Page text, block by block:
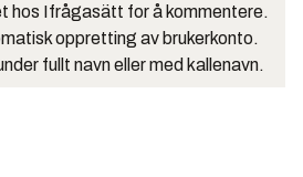
hos Ifrågasätt for å kommentere.
oppretting av brukerkonto.
fullt navn eller med kallenavn.